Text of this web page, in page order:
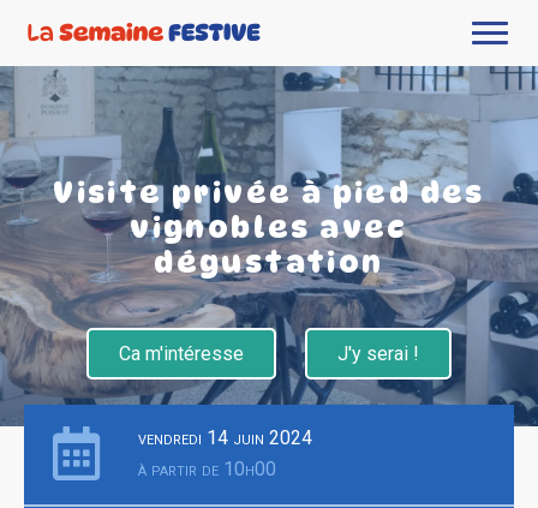
Visite privée à pied des
vignobles avec
dégustation
Ca m'intéresse J'y serai !
vendredi 14 juin 2024
à partir de 10h00